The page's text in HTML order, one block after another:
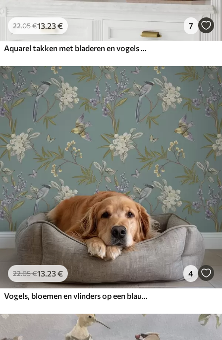
22.05€13.23€ 7
Aquarel takken met bladeren en vogels op een lichte achtergrond
22.05€13.23€ 4
Vogels, bloemen en vlinders op een blauwgrijze achtergrond